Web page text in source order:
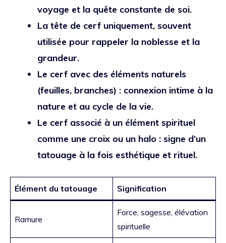
voyage et la quête constante de soi.
La tête de cerf uniquement, souvent
utilisée pour rappeler la noblesse et la
grandeur.
Le cerf avec des éléments naturels
(feuilles, branches) : connexion intime à la
nature et au cycle de la vie.
Le cerf associé à un élément spirituel
comme une croix ou un halo : signe d’un
tatouage à la fois esthétique et rituel.
Élément du tatouage Signification
Ramure
Force, sagesse, élévation
spirituelle